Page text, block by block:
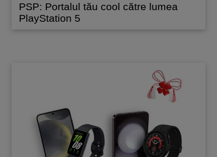
PSP: Portalul tău cool către lumea
PlayStation 5